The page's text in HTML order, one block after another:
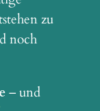
zu
noch
– und